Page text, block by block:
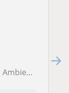
materia del ámbito de ciencias